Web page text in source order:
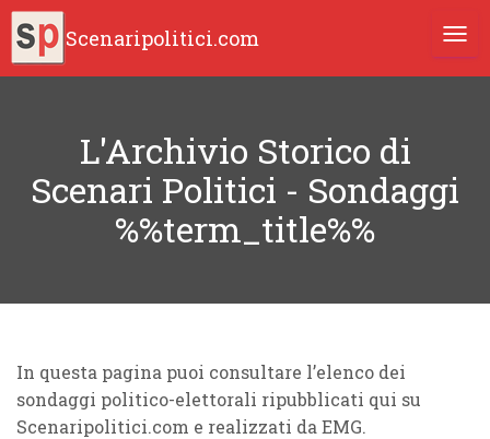
Scenaripolitici.com
L'Archivio Storico di
Scenari Politici - Sondaggi
%%term_title%%
In questa pagina puoi consultare l’elenco dei
sondaggi politico-elettorali ripubblicati qui su
Scenaripolitici.com e realizzati da EMG.